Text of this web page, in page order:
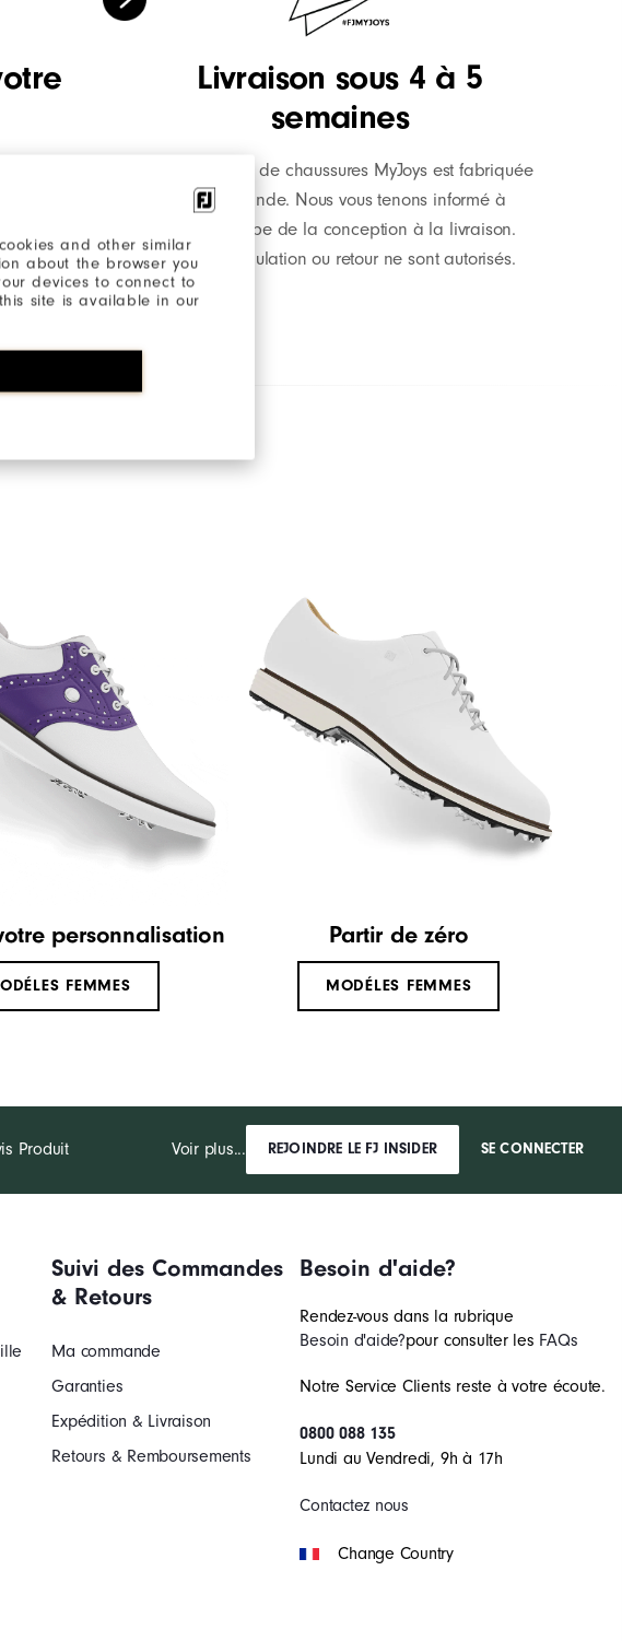
and other similar
about the browser you
devices to connect to
site is available in our
les
Livraison sous 4 à 5
semaines
Chaque paire de chaussures MyJoys est fabriquée
à la demande. Nous vous tenons informé à
chaque étape de la conception à la livraison.
Aucune annulation ou retour ne sont autorisés.
personnalisation
FEMMES
Partir de zéro
MODÉLES FEMMES
Produit Voir plus... REJOINDRE LE FJ INSIDER SE CONNECTER
Suivi des Commandes
& Retours
Ma commande
Garanties
Expédition & Livraison
Retours & Remboursements
Besoin d'aide?
Rendez-vous dans la rubrique
Besoin d'aide?pour consulter les FAQs
Notre Service Clients reste à votre écoute.
0800 088 135
Lundi au Vendredi, 9h à 17h
Contactez nous
Change Country